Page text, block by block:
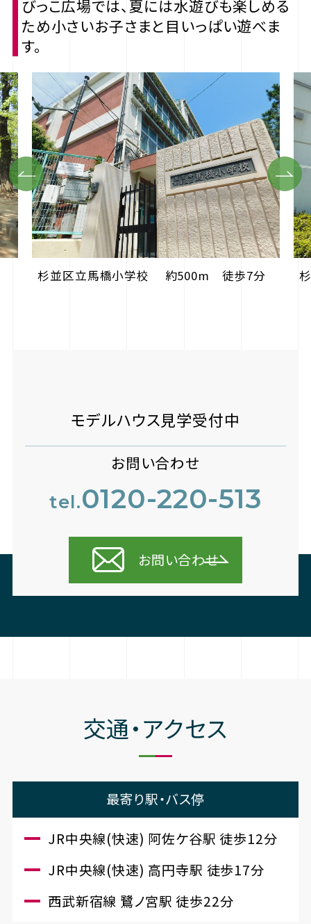
びっこ広場では、夏には水遊びも楽しめる
ため小さいお子さまと目いっぱい遊べま
す。
Previous
杉並区立馬橋小学校 約500m 徒歩7分
Next
モデルハウス見学受付中
お問い合わせ
tel.0120-220-513
お問い合わせ
交通・アクセス
最寄り駅・バス停
JR中央線(快速) 阿佐ケ谷駅 徒歩12分
JR中央線(快速) 高円寺駅 徒歩17分
西武新宿線 鷺ノ宮駅 徒歩22分